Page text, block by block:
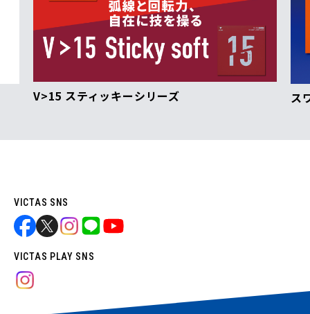
V>15 スティッキーシリーズ ス
VICTAS SNS
VICTAS PLAY SNS